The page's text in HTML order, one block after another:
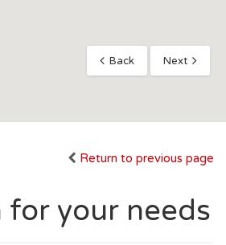
Back Next
Return to previous page
for your needs